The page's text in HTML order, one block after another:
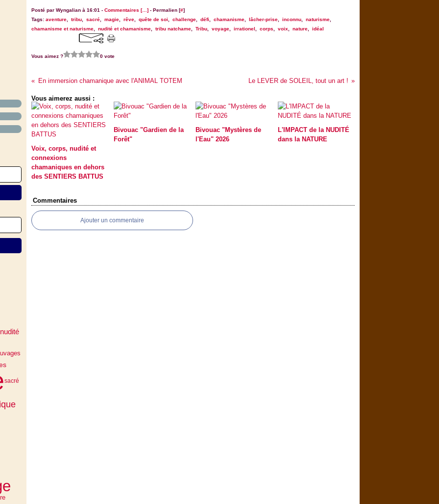
sacré
Posté par Wyngalian à 16:01 - Commentaires [… ] - Permalien [#]
Tags: aventure tribu sacré magie rêve quête de soi challenge défi chamanisme lâcher-prise inconnu naturisme
chamanisme et naturisme
nudité et chamanisme tribu natchame Tribu voyage irrationel corps voix nature idéal
Vous aimez ? 0 vote
En immersion chamanique avec l'ANIMAL TOTEM Le LEVER de SOLEIL, tout un art !
Vous aimerez aussi :
Voix, corps, nudité et
connexions
chamaniques en dehors
des SENTIERS BATTUS
Bivouac "Gardien de la
Forêt"
Bivouac "Mystères de
l'Eau" 2026
L'IMPACT de la NUDITÉ
dans la NATURE
Commentaires
Ajouter un commentaire